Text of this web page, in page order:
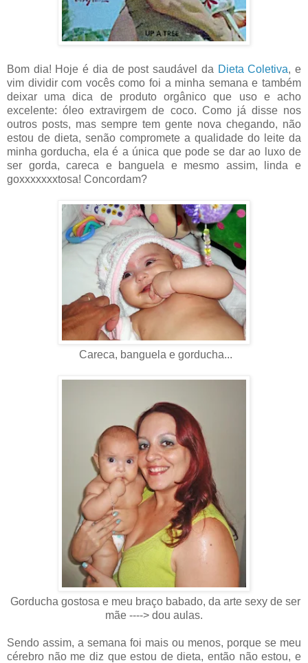
Bom dia! Hoje é dia de post saudável da Dieta Coletiva, e
vim dividir com vocês como foi a minha semana e também
deixar uma dica de produto orgânico que uso e acho
excelente: óleo extravirgem de coco. Como já disse nos
outros posts, mas sempre tem gente nova chegando, não
estou de dieta, senão compromete a qualidade do leite da
minha gorducha, ela é a única que pode se dar ao luxo de
ser gorda, careca e banguela e mesmo assim, linda e
goxxxxxxxtosa! Concordam?
Careca, banguela e gorducha...
Gorducha gostosa e meu braço babado, da arte sexy de ser
mãe ----> dou aulas.
Sendo assim, a semana foi mais ou menos, porque se meu
cérebro não me diz que estou de dieta, então não estou, e